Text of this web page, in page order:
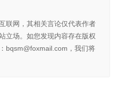
联网，其相关言论仅代表作者
立场。如您发现内容存在版权
bqsm@foxmail.com，我们将